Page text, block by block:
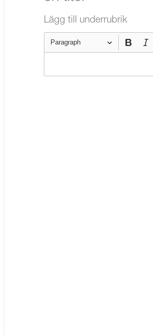
Paragraph